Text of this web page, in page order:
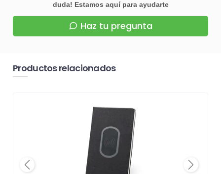
duda! Estamos aquí para ayudarte
Haz tu pregunta
Productos relacionados
Previous Next